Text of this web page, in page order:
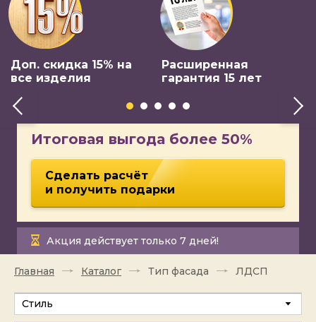
Доп. скидка 15% на
все изделия
Расширенная
гарантия 15 лет
Итоговая выгода более 50%
Сделать расчёт
и получить подарки
Акция действует только 7 дней!
Главная Каталог Тип фасада ЛДСП